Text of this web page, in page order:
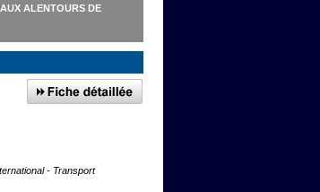
ALENTOURS DE
- Transport